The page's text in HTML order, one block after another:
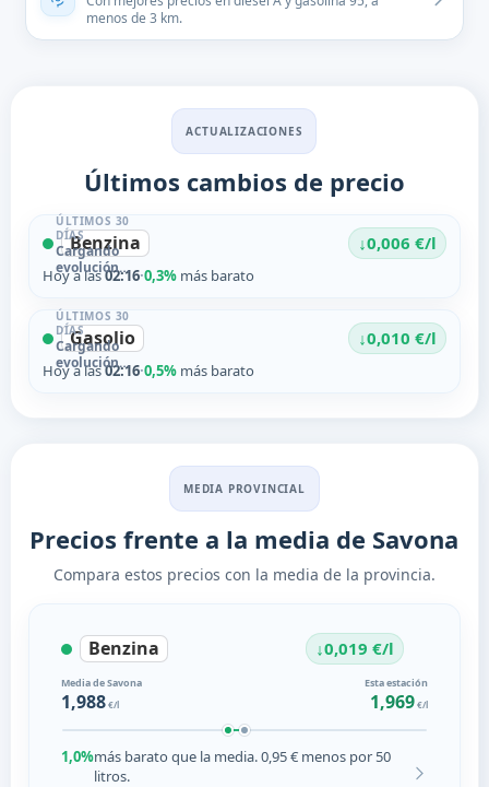
menos de 3 km.
ACTUALIZACIONES
Últimos cambios de precio
Benzina ↓0,006 €/l
Hoy a las02:16·0,3%más barato
ÚLTIMOS 30
DÍAS
Cargando
evolución…
Gasolio ↓0,010 €/l
Hoy a las02:16·0,5%más barato
ÚLTIMOS 30
DÍAS
Cargando
evolución…
MEDIA PROVINCIAL
Precios frente a la media de Savona
Compara estos precios con la media de la provincia.
Benzina ↓0,019 €/l
Media de Savona
1,988€/l
Esta estación
1,969€/l
1,0%más barato que la media. 0,95 € menos por 50
litros.